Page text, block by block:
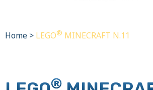
Home > LEGO® MINECRAFT N.11
®